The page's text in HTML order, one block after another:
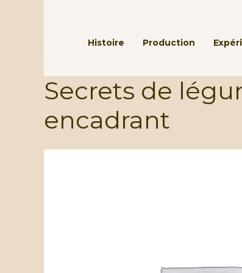
Histoire Production
Secrets de
encadrant